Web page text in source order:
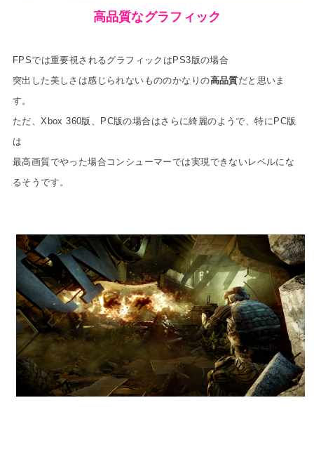
高品質なグラフィック
FPSでは重要視されるグラフィックはPS3版の場合
突出した美しさは感じられないもののかなりの高品質だと思いま
す。
ただ、Xbox 360版、PC版の場合はさらに綺麗のようで、特にPC版
は
最高画質でやった場合コンシューマーでは実現できないレベルにな
るそうです。